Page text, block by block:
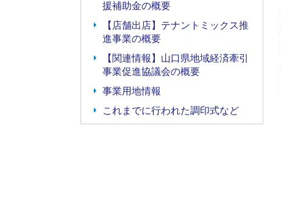
援補助金の概要
【店舗出店】テナントミックス推
進事業の概要
【関連情報】山口県地域経済牽引
事業促進協議会の概要
事業用地情報
これまでに行われた調印式など